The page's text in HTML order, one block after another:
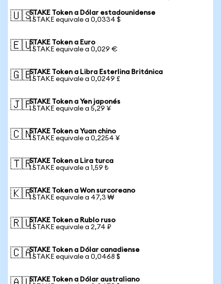
🇺🇸STAKE Token a Dólar estadounidense
1 STAKE equivale a 0,0334 $
🇪🇺STAKE Token a Euro
1 STAKE equivale a 0,029 €
🇬🇧STAKE Token a Libra Esterlina Británica
1 STAKE equivale a 0,0249 £
🇯🇵STAKE Token a Yen japonés
1 STAKE equivale a 5,29 ¥
🇨🇳STAKE Token a Yuan chino
1 STAKE equivale a 0,2254 ¥
🇹🇷STAKE Token a Lira turca
1 STAKE equivale a 1,59 ₺
🇰🇷STAKE Token a Won surcoreano
1 STAKE equivale a 47,3 ₩
🇷🇺STAKE Token a Rublo ruso
1 STAKE equivale a 2,74 ₽
🇨🇦STAKE Token a Dólar canadiense
1 STAKE equivale a 0,0468 $
STAKE Token a Dólar australiano